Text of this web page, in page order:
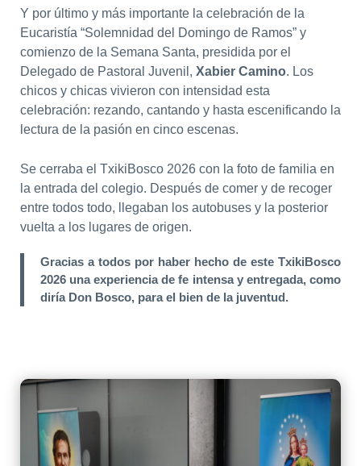
Y por último y más importante la celebración de la
Eucaristía “Solemnidad del Domingo de Ramos” y
comienzo de la Semana Santa, presidida por el
Delegado de Pastoral Juvenil, Xabier Camino. Los
chicos y chicas vivieron con intensidad esta
celebración: rezando, cantando y hasta escenificando la
lectura de la pasión en cinco escenas.
Se cerraba el TxikiBosco 2026 con la foto de familia en
la entrada del colegio. Después de comer y de recoger
entre todos todo, llegaban los autobuses y la posterior
vuelta a los lugares de origen.
Gracias a todos por haber hecho de este TxikiBosco
2026 una experiencia de fe intensa y entregada, como
diría Don Bosco, para el bien de la juventud.